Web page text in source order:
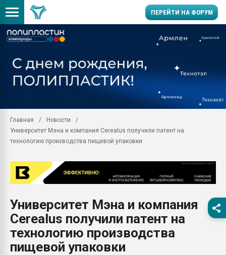
ПЕРЕЙТИ НА ФОРУМ
заводу пластмасс"
28.07.2026
первый план в
28.07.2026
ситуацией на
Всё, что касается
Главная
Новости
Университет Мэна и компания Cerealus получили патент на
технологию производства пищевой упаковки
Университет Мэна и компания
Cerealus получили патент на
технологию производства
пищевой упаковки